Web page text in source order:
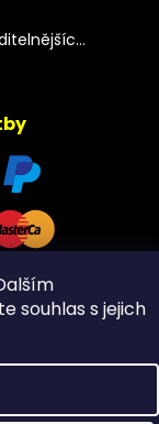
souhlas s jejich
práva